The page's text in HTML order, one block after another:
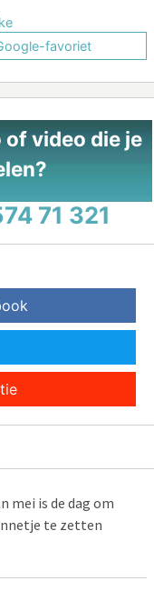
favoriet
of video die je
71 321
mei is de dag om
te zetten